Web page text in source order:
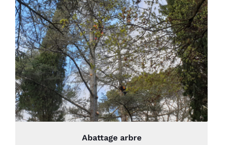
Abattage arbre